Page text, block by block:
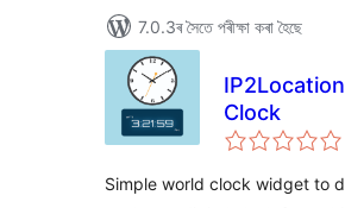
7.0.3ৰ সৈতে পৰীক্ষা কৰা হৈছে
Clock
Simple world clock widget to